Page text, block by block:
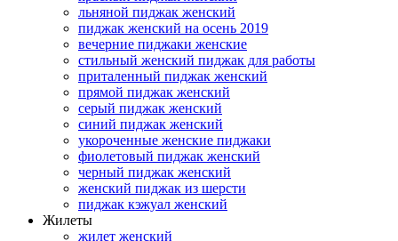
льняной пиджак женский
пиджак женский на осень 2019
вечерние пиджаки женские
стильный женский пиджак для работы
приталенный пиджак женский
прямой пиджак женский
серый пиджак женский
синий пиджак женский
укороченные женские пиджаки
фиолетовый пиджак женский
черный пиджак женский
женский пиджак из шерсти
пиджак кэжуал женский
Жилеты
жилет женский